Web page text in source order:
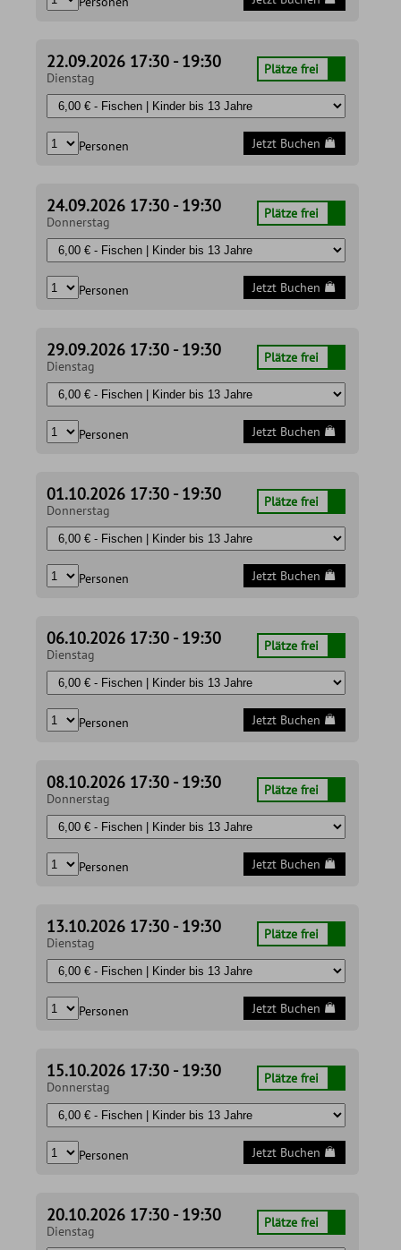
22.09.2026 17:30 - 19:30
Dienstag
Plätze frei
Personen Jetzt Buchen
24.09.2026 17:30 - 19:30
Donnerstag
Plätze frei
Personen Jetzt Buchen
29.09.2026 17:30 - 19:30
Dienstag
Plätze frei
Personen Jetzt Buchen
01.10.2026 17:30 - 19:30
Donnerstag
Plätze frei
Personen Jetzt Buchen
06.10.2026 17:30 - 19:30
Dienstag
Plätze frei
Personen Jetzt Buchen
08.10.2026 17:30 - 19:30
Donnerstag
Plätze frei
Personen Jetzt Buchen
13.10.2026 17:30 - 19:30
Dienstag
Plätze frei
Personen Jetzt Buchen
15.10.2026 17:30 - 19:30
Donnerstag
Plätze frei
Personen Jetzt Buchen
20.10.2026 17:30 - 19:30
Dienstag
Plätze frei